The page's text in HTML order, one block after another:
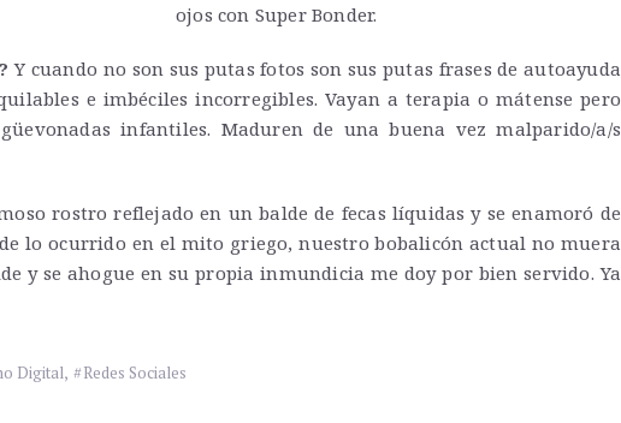
ojos con Super Bonder.
Y cuando no son sus putas fotos son sus putas frases de autoayuda
e imbéciles incorregibles. Vayan a terapia o mátense pero
infantiles. Maduren de una buena vez malparido/a/s
rostro reflejado en un balde de fecas líquidas y se enamoró de
lo ocurrido en el mito griego, nuestro bobalicón actual no muera
y se ahogue en su propia inmundicia me doy por bien servido. Ya
Digital, Redes Sociales